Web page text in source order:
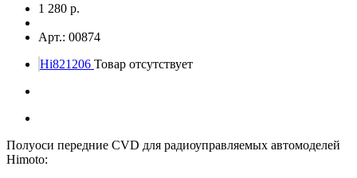
1 280 р.
Арт.: 00874
Hi821206 Товар отсутствует
Полуоси передние CVD для радиоуправляемых автомоделей
Himoto: